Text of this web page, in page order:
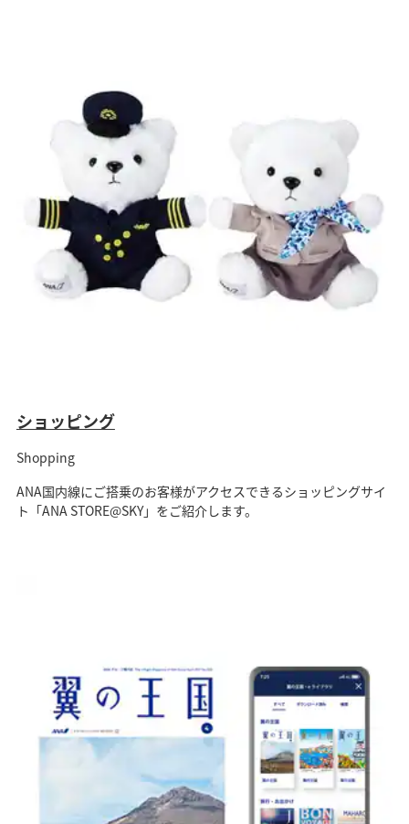
ショッピング
Shopping
ANA国内線にご搭乗のお客様がアクセスできるショッピングサイ
ト「ANA STORE@SKY」をご紹介します。